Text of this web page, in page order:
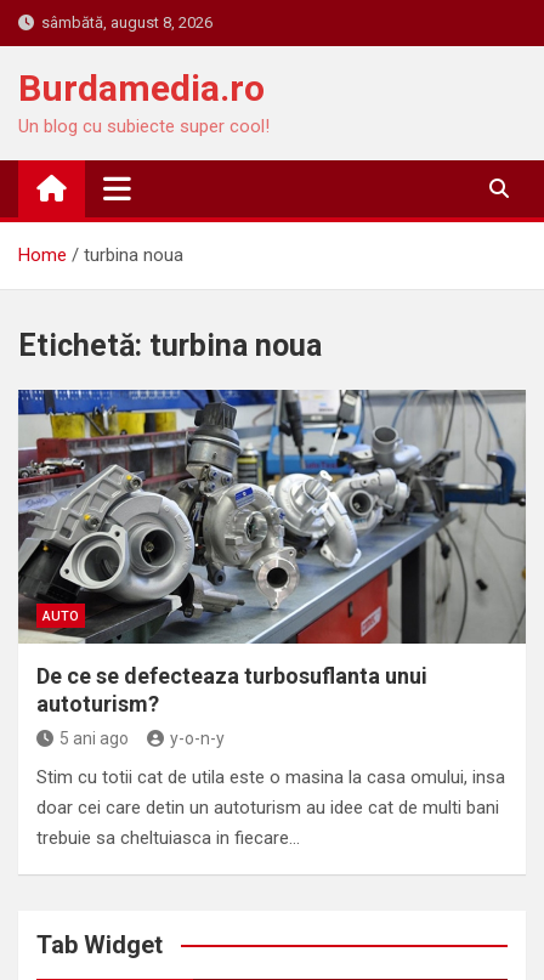
Skip
to
content
sâmbătă, august 8, 2026
Burdamedia.ro
Un blog cu subiecte super cool!
Home turbina noua
Etichetă: turbina noua
AUTO
De ce se defecteaza turbosuflanta unui
autoturism?
5 ani ago y-o-n-y
Stim cu totii cat de utila este o masina la casa omului, insa
doar cei care detin un autoturism au idee cat de multi bani
trebuie sa cheltuiasca in fiecare…
Tab Widget